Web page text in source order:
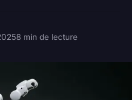
8 min de lecture